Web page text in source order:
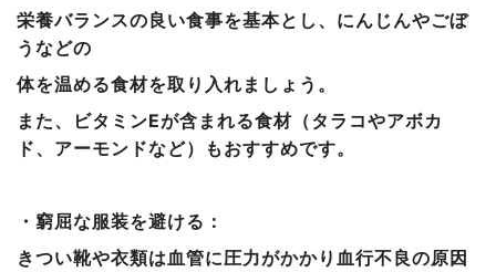
栄養バランスの良い食事を基本とし、にんじんやごぼ
うなどの
体を温める食材を取り入れましょう。
また、ビタミンEが含まれる食材（タラコやアボカ
ド、アーモンドなど）もおすすめです。
・窮屈な服装を避ける：
きつい靴や衣類は血管に圧力がかかり血行不良の原因